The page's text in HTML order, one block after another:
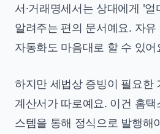
서·거래명세서는 상대에게 '
알려주는 편의 문서예요. 자
자동화도 마음대로 할 수 있어
하지만 세법상 증빙이 필요한
계산서가 따로예요. 이건 홈
스템을 통해 정식으로 발행해